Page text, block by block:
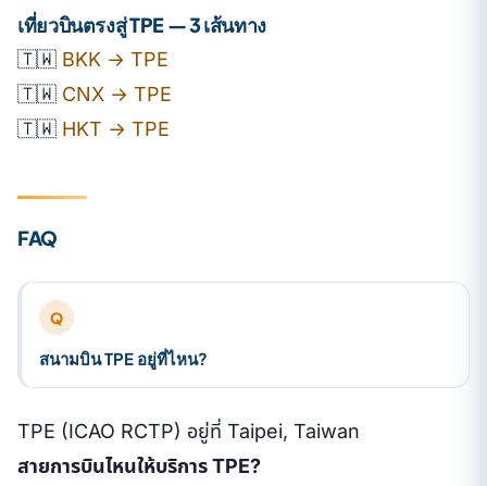
เที่ยวบินตรงสู่ TPE — 3 เส้นทาง
🇹🇼 BKK → TPE
🇹🇼 CNX → TPE
🇹🇼 HKT → TPE
FAQ
Q
สนามบิน TPE อยู่ที่ไหน?
TPE (ICAO RCTP) อยู่ที่ Taipei, Taiwan
สายการบินไหนให้บริการ TPE?